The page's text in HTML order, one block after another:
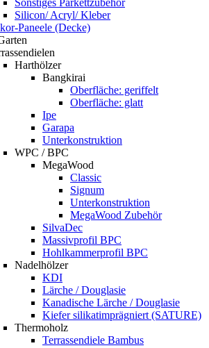
Silicon/ Acryl/ Kleber
Paneele (Decke)
Harthölzer
Bangkirai
Oberfläche: geriffelt
Oberfläche: glatt
Ipe
Garapa
Unterkonstruktion
WPC / BPC
MegaWood
Classic
Signum
Unterkonstruktion
MegaWood Zubehör
SilvaDec
Massivprofil BPC
Hohlkammerprofil BPC
Nadelhölzer
KDI
Lärche / Douglasie
Kanadische Lärche / Douglasie
Kiefer silikatimprägniert (SATURE)
Thermoholz
Terrassendiele Bambus